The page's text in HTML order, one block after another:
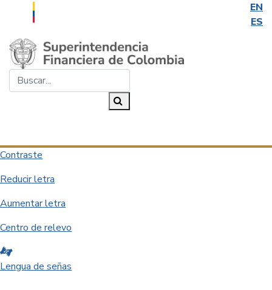
EN
ES
Saltar al contenido principal
Contraste
Reducir letra
Aumentar letra
Centro de relevo
Lengua de señas